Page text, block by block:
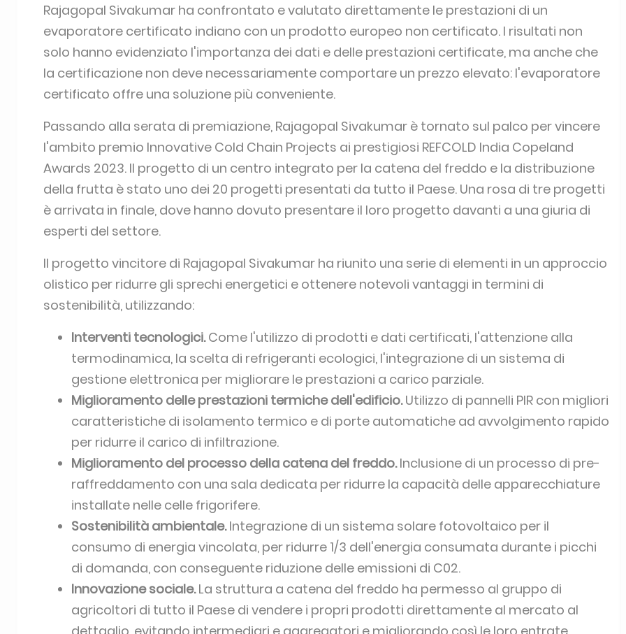
Rajagopal Sivakumar ha confrontato e valutato direttamente le prestazioni di un
evaporatore certificato indiano con un prodotto europeo non certificato. I risultati non
solo hanno evidenziato l'importanza dei dati e delle prestazioni certificate, ma anche che
la certificazione non deve necessariamente comportare un prezzo elevato: l'evaporatore
certificato offre una soluzione più conveniente.
Passando alla serata di premiazione, Rajagopal Sivakumar è tornato sul palco per vincere
l'ambito premio Innovative Cold Chain Projects ai prestigiosi REFCOLD India Copeland
Awards 2023. Il progetto di un centro integrato per la catena del freddo e la distribuzione
della frutta è stato uno dei 20 progetti presentati da tutto il Paese. Una rosa di tre progetti
è arrivata in finale, dove hanno dovuto presentare il loro progetto davanti a una giuria di
esperti del settore.
Il progetto vincitore di Rajagopal Sivakumar ha riunito una serie di elementi in un approccio
olistico per ridurre gli sprechi energetici e ottenere notevoli vantaggi in termini di
sostenibilità, utilizzando:
Interventi tecnologici.Come l'utilizzo di prodotti e dati certificati, l'attenzione alla
termodinamica, la scelta di refrigeranti ecologici, l'integrazione di un sistema di
gestione elettronica per migliorare le prestazioni a carico parziale.
Miglioramento delle prestazioni termiche dell'edificio.Utilizzo di pannelli PIR con migliori
caratteristiche di isolamento termico e di porte automatiche ad avvolgimento rapido
per ridurre il carico di infiltrazione.
Miglioramento del processo della catena del freddo.Inclusione di un processo di pre-
raffreddamento con una sala dedicata per ridurre la capacità delle apparecchiature
installate nelle celle frigorifere.
Sostenibilità ambientale.Integrazione di un sistema solare fotovoltaico per il
consumo di energia vincolata, per ridurre 1/3 dell'energia consumata durante i picchi
di domanda, con conseguente riduzione delle emissioni di C02.
Innovazione sociale.La struttura a catena del freddo ha permesso al gruppo di
agricoltori di tutto il Paese di vendere i propri prodotti direttamente al mercato al